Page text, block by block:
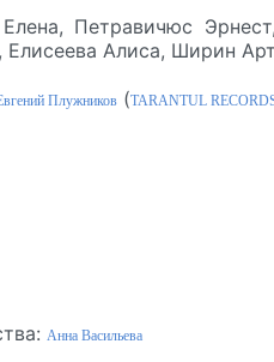
Петравичюс
Алиса, Ширин
Плужников (TARANTUL
Анна Васильева